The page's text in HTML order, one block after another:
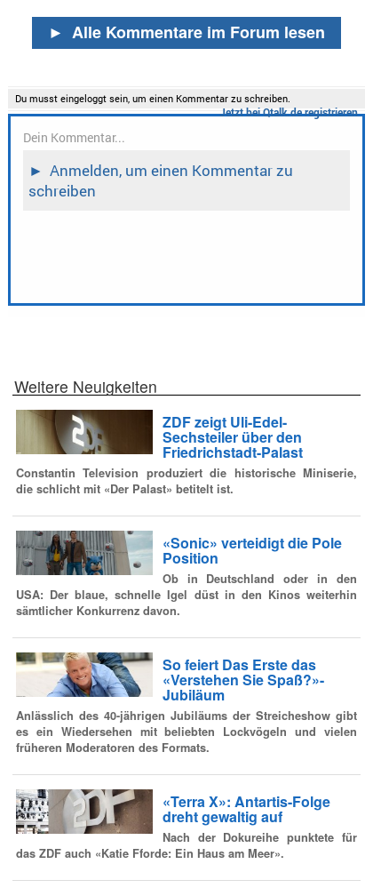
► Alle Kommentare im Forum lesen
Weitere Neuigkeiten
ZDF zeigt Uli-Edel-
Sechsteiler über den
Friedrichstadt-Palast
Constantin Television produziert die historische Miniserie,
die schlicht mit «Der Palast» betitelt ist.
«Sonic» verteidigt die Pole
Position
Ob in Deutschland oder in den
USA: Der blaue, schnelle Igel düst in den Kinos weiterhin
sämtlicher Konkurrenz davon.
So feiert Das Erste das
«Verstehen Sie Spaß?»-
Jubiläum
Anlässlich des 40-jährigen Jubiläums der Streicheshow gibt
es ein Wiedersehen mit beliebten Lockvögeln und vielen
früheren Moderatoren des Formats.
«Terra X»: Antartis-Folge
dreht gewaltig auf
Nach der Dokureihe punktete für
das ZDF auch «Katie Fforde: Ein Haus am Meer».